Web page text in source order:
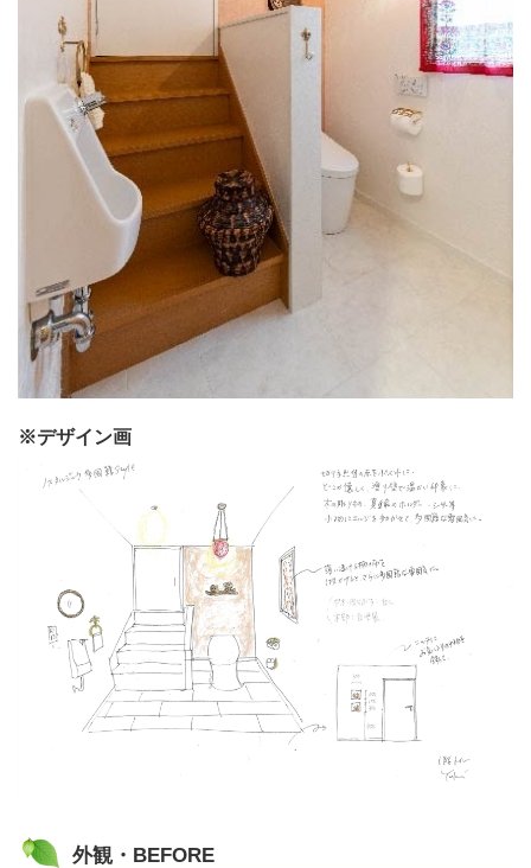
※デザイン画
外観・BEFORE